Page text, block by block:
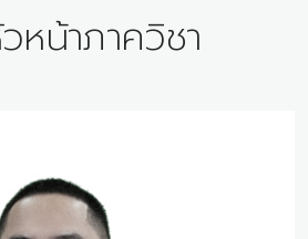
หน้าภาควิชา